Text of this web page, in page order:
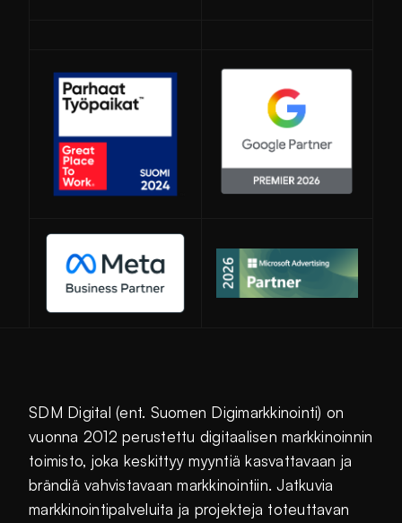
Avautuu uuteen ikkunaan
SDM Digital (ent. Suomen Digimarkkinointi) on
vuonna 2012 perustettu digitaalisen markkinoinnin
toimisto, joka keskittyy myyntiä kasvattavaan ja
brändiä vahvistavaan markkinointiin. Jatkuvia
markkinointipalveluita ja projekteja toteuttavan